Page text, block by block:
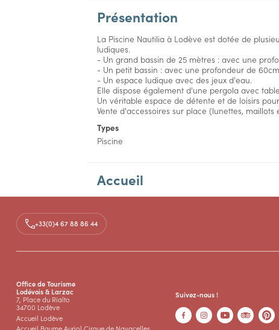
Présentation
La Piscine Nautilia à Lodève est dotée de
ludiques.
- Un grand bassin de 25 mètres : avec une
- Un petit bassin : avec une profondeur de 60cm
- Un espace ludique avec des jeux d'eau.
Elle dispose également d'une pergola avec
Un véritable espace de détente et de loisirs
Vente d'accessoires sur place (lunettes, maillots
Types
Piscine
Accueil
Aménagements
Tarifs
+33(0)4 67 88 86 44
Office de Tourisme
Lodévois & Larzac
7, Place du Rialto
34700 Lodève
Accueil Lodève
Suivez-nous !